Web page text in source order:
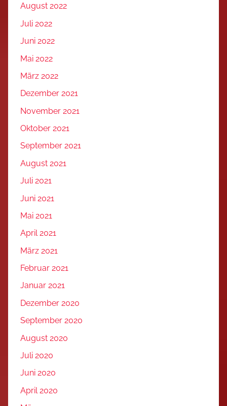
August 2022
Juli 2022
Juni 2022
Mai 2022
März 2022
Dezember 2021
November 2021
Oktober 2021
September 2021
August 2021
Juli 2021
Juni 2021
Mai 2021
April 2021
März 2021
Februar 2021
Januar 2021
Dezember 2020
September 2020
August 2020
Juli 2020
Juni 2020
April 2020